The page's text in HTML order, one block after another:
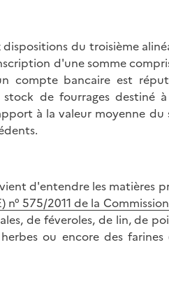
du troisième
d'une somme
compte bancaire est
stock de fourrages destiné
à la valeur moyenne du
d'entendre les matières
n° 575/2011 de la
de féveroles, de lin, de
ou encore des